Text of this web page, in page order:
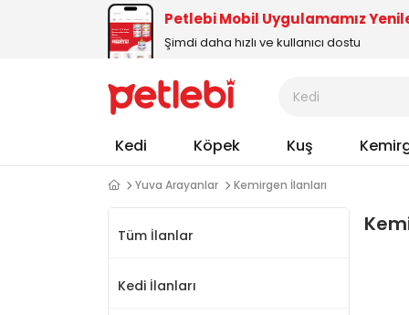
Petlebi Mobil Uygulamamız
Şimdi daha hızlı ve kullanıcı dostu
Kedi Köpek Kuş
Yuva Arayanlar Kemirgen İlanları
Tüm İlanlar
Kedi İlanları